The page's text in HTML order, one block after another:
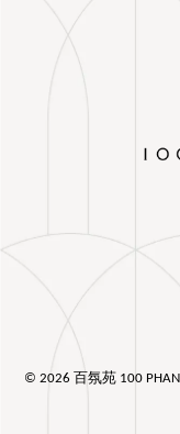
© 2026 百氛苑 100